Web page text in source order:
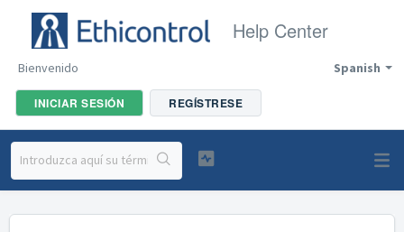
Help Center
Spanish
Bienvenido
INICIAR SESIÓN REGÍSTRESE